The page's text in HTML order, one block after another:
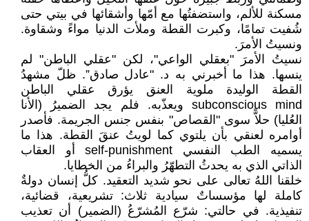
مسكنة للألم، واستضفتُها مع أمّها وأشقائها في بيتي حتى
شُفيت تمامًا، وكبرت القطة وملأت الدنيا مواءً وشقاوة.
ونسيتُ الأمرَ.
نسيتُ الأمرَ "بعقلي الواعي"، لكن "عقلي الباطن" لم
ينسها. هذا ما أخبرني به د. "عادل صادق”. ظلّ مشهدُ
القطة الوليدة ملوية العنق يؤرق عقلي الباطن
subconscious mind ويعذّبه. فلم يجد الضميرُ (الأنا
العُليا) حلاًّ سوى "القصاص" بنفس جنس الجريمة. فأصدر
أوامره لعنقي بأن يلتوي كما لويتُ عنقَ القطة. هذا ما
يسميه الطب النفسي self-punishment أو العقاب
الذاتي الذي به يحدثُ التطهّرُ والبراءُ من الخطايا.
خلقنا اللهُ تعالى على نحو شديد التعقيد. كلُّ إنسان دولةٌ
كاملة لها مؤسساتٌ سيادية ثلاث: تشريعية، قضائية،
تنفيذية. في حالتي: شرّع المُشرّعُ (الضمير) أن تعذيب